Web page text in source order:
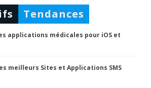
Tendances
applications médicales pour iOS et
meilleurs Sites et Applications SMS